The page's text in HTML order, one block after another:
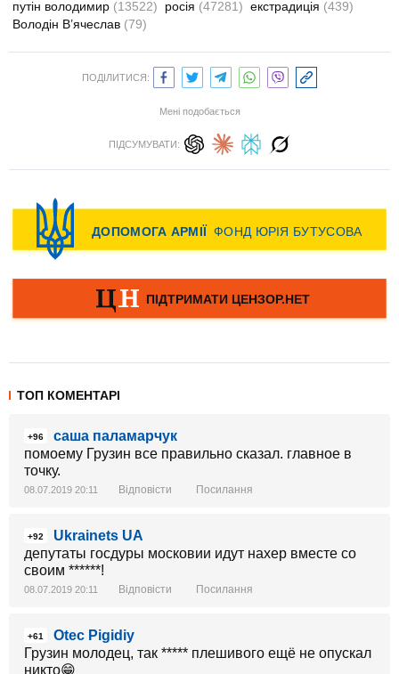
путін володимир (13522) росія (47281) екстрадиція (439)
Володін В’ячеслав (79)
ПОДІЛИТИСЯ:
Мені подобається
ПІДСУМУВАТИ:
ТОП КОМЕНТАРІ
+96
саша паламарчук
помоему Грузин все правильно сказал. главное в
точку.
08.07.2019 20:11 Відповісти Посилання
+92
Ukrainets UA
депутаты госдуры московии идут нахер вместе со
своим ******!
08.07.2019 20:11 Відповісти Посилання
+61
Otec Pigidiy
Грузин молодец, так ***** плешивого ещё не опускал
никто😁